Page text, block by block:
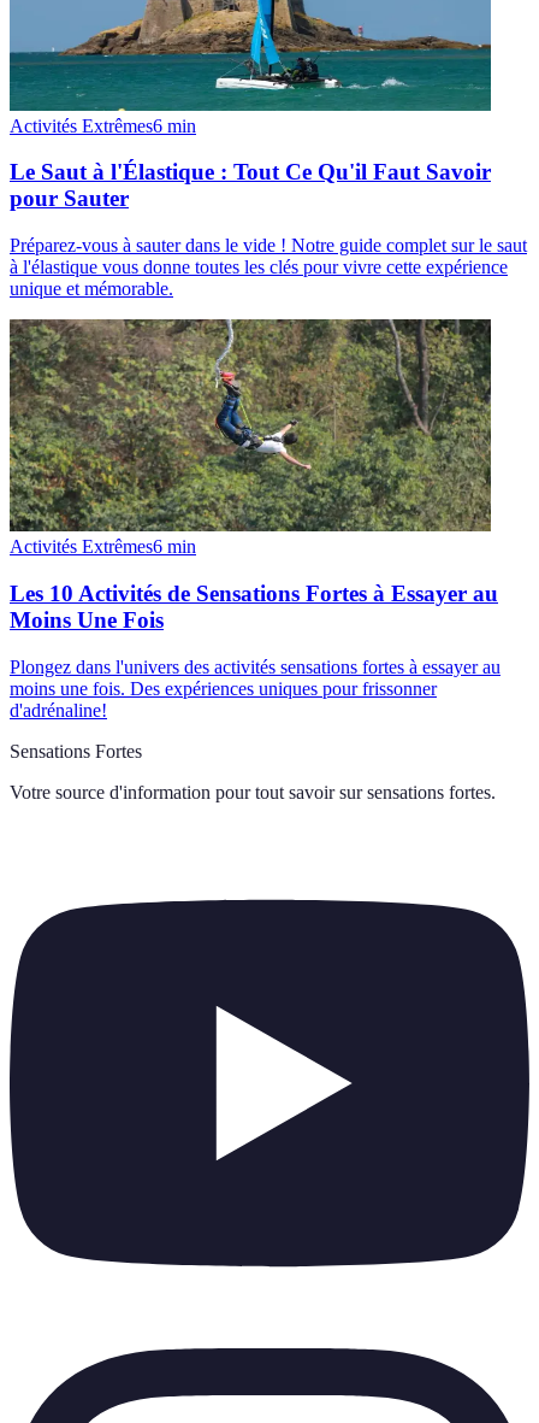
Activités Extrêmes6 min
Le Saut à l'Élastique : Tout Ce Qu'il Faut Savoir
pour Sauter
Préparez-vous à sauter dans le vide ! Notre guide complet sur le saut
à l'élastique vous donne toutes les clés pour vivre cette expérience
unique et mémorable.
Activités Extrêmes6 min
Les 10 Activités de Sensations Fortes à Essayer au
Moins Une Fois
Plongez dans l'univers des activités sensations fortes à essayer au
moins une fois. Des expériences uniques pour frissonner
d'adrénaline!
Sensations Fortes
Votre source d'information pour tout savoir sur sensations fortes.